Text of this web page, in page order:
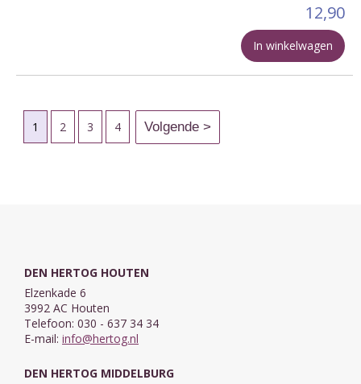
12,90
In winkelwagen
1 2 3 4
DEN HERTOG HOUTEN
Elzenkade 6
3992 AC Houten
Telefoon: 030 - 637 34 34
E-mail: info@hertog.nl
DEN HERTOG MIDDELBURG